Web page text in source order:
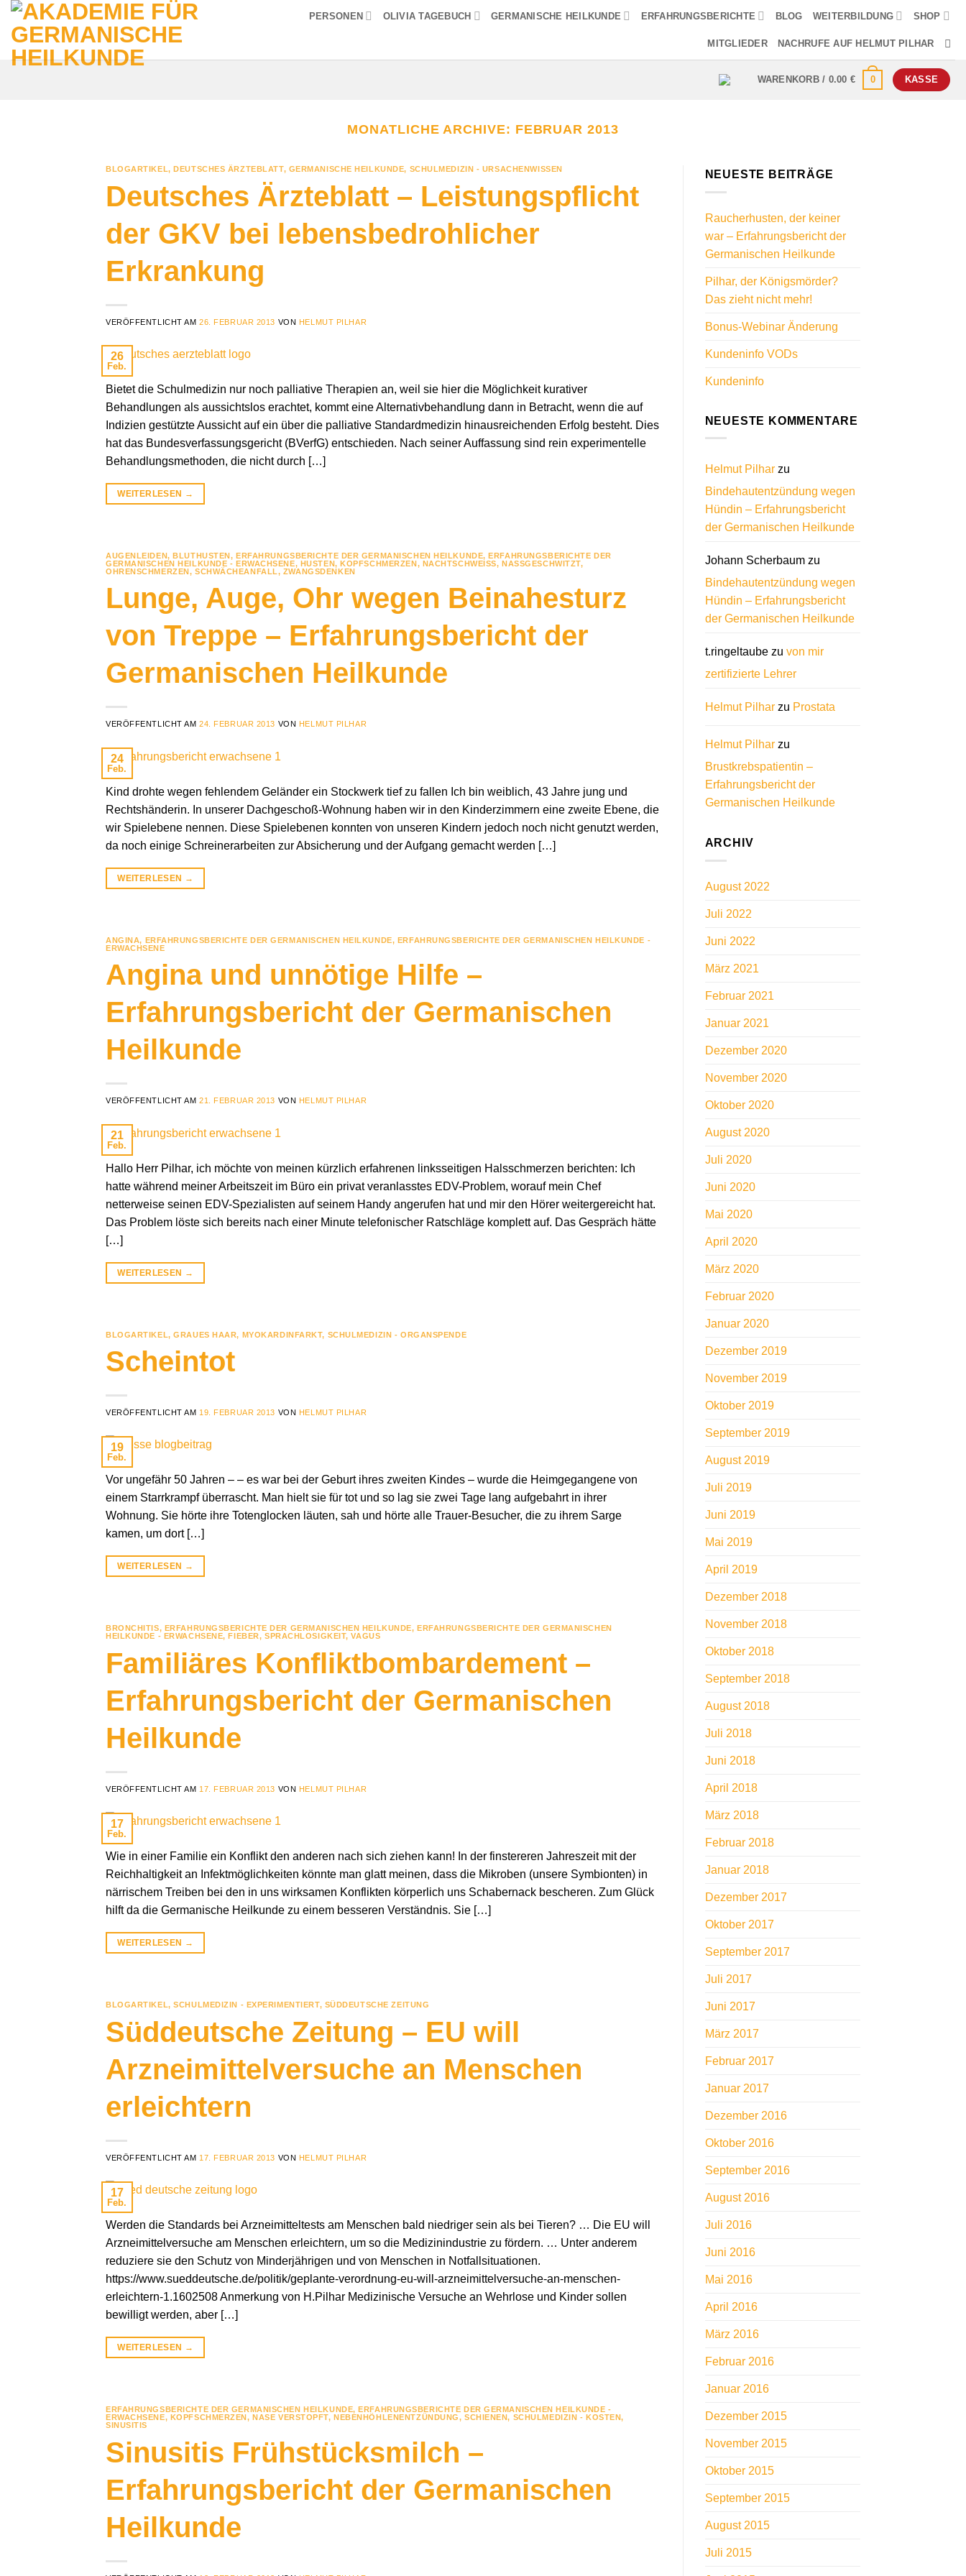
Zum
Inhalt
springen
PERSONEN OLIVIA TAGEBUCH GERMANISCHE HEILKUNDE ERFAHRUNGSBERICHTE BLOG WEITERBILDUNG SHOP
MITGLIEDER NACHRUFE AUF HELMUT PILHAR
WARENKORB / 0.00 € 0 KASSE
MONATLICHE ARCHIVE: FEBRUAR 2013
BLOGARTIKEL,DEUTSCHES ÄRZTEBLATT, GERMANISCHE HEILKUNDE, SCHULMEDIZIN - URSACHENWISSEN
Deutsches Ärzteblatt – Leistungspflicht
der GKV bei lebensbedrohlicher
Erkrankung
VERÖFFENTLICHT AM26. FEBRUAR 2013 VON HELMUT PILHAR
26
Feb.
Bietet die Schulmedizin nur noch palliative Therapien an, weil sie hier die Möglichkeit kurativer
Behandlungen als aussichtslos erachtet, kommt eine Alternativbehandlung dann in Betracht, wenn die auf
Indizien gestützte Aussicht auf ein über die palliative Standardmedizin hinausreichenden Erfolg besteht. Dies
hat das Bundesverfassungsgericht (BVerfG) entschieden. Nach seiner Auffassung sind rein experimentelle
Behandlungsmethoden, die nicht durch […]
WEITERLESEN →
AUGENLEIDEN,BLUTHUSTEN,ERFAHRUNGSBERICHTE DER GERMANISCHEN HEILKUNDE,ERFAHRUNGSBERICHTE DER
GERMANISCHEN HEILKUNDE - ERWACHSENE, HUSTEN,KOPFSCHMERZEN, NACHTSCHWEISS,NASSGESCHWITZT,
OHRENSCHMERZEN, SCHWÄCHEANFALL, ZWANGSDENKEN
Lunge, Auge, Ohr wegen Beinahesturz
von Treppe – Erfahrungsbericht der
Germanischen Heilkunde
VERÖFFENTLICHT AM24. FEBRUAR 2013 VON HELMUT PILHAR
24
Feb.
Kind drohte wegen fehlendem Geländer ein Stockwerk tief zu fallen Ich bin weiblich, 43 Jahre jung und
Rechtshänderin. In unserer Dachgeschoß-Wohnung haben wir in den Kinderzimmern eine zweite Ebene, die
wir Spielebene nennen. Diese Spielebenen konnten von unseren Kindern jedoch noch nicht genutzt werden,
da noch einige Schreinerarbeiten zur Absicherung und der Aufgang gemacht werden […]
WEITERLESEN →
ANGINA, ERFAHRUNGSBERICHTE DER GERMANISCHEN HEILKUNDE, ERFAHRUNGSBERICHTE DER GERMANISCHEN HEILKUNDE -
ERWACHSENE
Angina und unnötige Hilfe –
Erfahrungsbericht der Germanischen
Heilkunde
VERÖFFENTLICHT AM21. FEBRUAR 2013 VON HELMUT PILHAR
21
Feb.
Hallo Herr Pilhar, ich möchte von meinen kürzlich erfahrenen linksseitigen Halsschmerzen berichten: Ich
hatte während meiner Arbeitszeit im Büro ein privat veranlasstes EDV-Problem, worauf mein Chef
netterweise seinen EDV-Spezialisten auf seinem Handy angerufen hat und mir den Hörer weitergereicht hat.
Das Problem löste sich bereits nach einer Minute telefonischer Ratschläge komplett auf. Das Gespräch hätte
[…]
WEITERLESEN →
BLOGARTIKEL,GRAUES HAAR, MYOKARDINFARKT, SCHULMEDIZIN - ORGANSPENDE
Scheintot
VERÖFFENTLICHT AM 19. FEBRUAR 2013 VON HELMUT PILHAR
19
Feb.
Vor ungefähr 50 Jahren – – es war bei der Geburt ihres zweiten Kindes – wurde die Heimgegangene von
einem Starrkrampf überrascht. Man hielt sie für tot und so lag sie zwei Tage lang aufgebahrt in ihrer
Wohnung. Sie hörte ihre Totenglocken läuten, sah und hörte alle Trauer-Besucher, die zu ihrem Sarge
kamen, um dort […]
WEITERLESEN →
BRONCHITIS, ERFAHRUNGSBERICHTE DER GERMANISCHEN HEILKUNDE, ERFAHRUNGSBERICHTE DER GERMANISCHEN
HEILKUNDE - ERWACHSENE, FIEBER, SPRACHLOSIGKEIT,VAGUS
Familiäres Konfliktbombardement –
Erfahrungsbericht der Germanischen
Heilkunde
VERÖFFENTLICHT AM 17. FEBRUAR 2013 VON HELMUT PILHAR
17
Feb.
Wie in einer Familie ein Konflikt den anderen nach sich ziehen kann! In der finstereren Jahreszeit mit der
Reichhaltigkeit an Infektmöglichkeiten könnte man glatt meinen, dass die Mikroben (unsere Symbionten) in
närrischem Treiben bei den in uns wirksamen Konflikten körperlich uns Schabernack bescheren. Zum Glück
hilft da die Germanische Heilkunde zu einem besseren Verständnis. Sie […]
WEITERLESEN →
BLOGARTIKEL,SCHULMEDIZIN - EXPERIMENTIERT, SÜDDEUTSCHE ZEITUNG
Süddeutsche Zeitung – EU will
Arzneimittelversuche an Menschen
erleichtern
VERÖFFENTLICHT AM 17. FEBRUAR 2013 VON HELMUT PILHAR
17
Feb.
Werden die Standards bei Arzneimitteltests am Menschen bald niedriger sein als bei Tieren? … Die EU will
Arzneimittelversuche am Menschen erleichtern, um so die Medizinindustrie zu fördern. … Unter anderem
reduziere sie den Schutz von Minderjährigen und von Menschen in Notfallsituationen.
https://www.sueddeutsche.de/politik/geplante-verordnung-eu-will-arzneimittelversuche-an-menschen-
erleichtern-1.1602508 Anmerkung von H.Pilhar Medizinische Versuche an Wehrlose und Kinder sollen
bewilligt werden, aber […]
WEITERLESEN →
ERFAHRUNGSBERICHTE DER GERMANISCHEN HEILKUNDE,ERFAHRUNGSBERICHTE DER GERMANISCHEN HEILKUNDE -
ERWACHSENE, KOPFSCHMERZEN,NASE VERSTOPFT,NEBENHÖHLENENTZÜNDUNG, SCHIENEN, SCHULMEDIZIN - KOSTEN,
SINUSITIS
Sinusitis Frühstücksmilch –
Erfahrungsbericht der Germanischen
Heilkunde
NEUESTE BEITRÄGE
Raucherhusten, der keiner
war – Erfahrungsbericht der
Germanischen Heilkunde
Pilhar, der Königsmörder?
Das zieht nicht mehr!
Bonus-Webinar Änderung
Kundeninfo VODs
Kundeninfo
NEUESTE KOMMENTARE
Helmut Pilharzu
Bindehautentzündung wegen
Hündin – Erfahrungsbericht
der Germanischen Heilkunde
Johann Scherbaumzu
Bindehautentzündung wegen
Hündin – Erfahrungsbericht
der Germanischen Heilkunde
t.ringeltaubezu von mir
zertifizierte Lehrer
Helmut Pilharzu Prostata
Helmut Pilharzu
Brustkrebspatientin –
Erfahrungsbericht der
Germanischen Heilkunde
ARCHIV
August 2022
Juli 2022
Juni 2022
März 2021
Februar 2021
Januar 2021
Dezember 2020
November 2020
Oktober 2020
August 2020
Juli 2020
Juni 2020
Mai 2020
April 2020
März 2020
Februar 2020
Januar 2020
Dezember 2019
November 2019
Oktober 2019
September 2019
August 2019
Juli 2019
Juni 2019
Mai 2019
April 2019
Dezember 2018
November 2018
Oktober 2018
September 2018
August 2018
Juli 2018
Juni 2018
April 2018
März 2018
Februar 2018
Januar 2018
Dezember 2017
Oktober 2017
September 2017
Juli 2017
Juni 2017
März 2017
Februar 2017
Januar 2017
Dezember 2016
Oktober 2016
September 2016
August 2016
Juli 2016
Juni 2016
Mai 2016
April 2016
März 2016
Februar 2016
Januar 2016
Dezember 2015
November 2015
Oktober 2015
September 2015
August 2015
Juli 2015